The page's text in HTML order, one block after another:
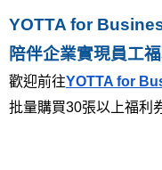
YOTTA for
陪伴企業實現員工
歡迎前往YOTTA for
批量購買30張以上福利